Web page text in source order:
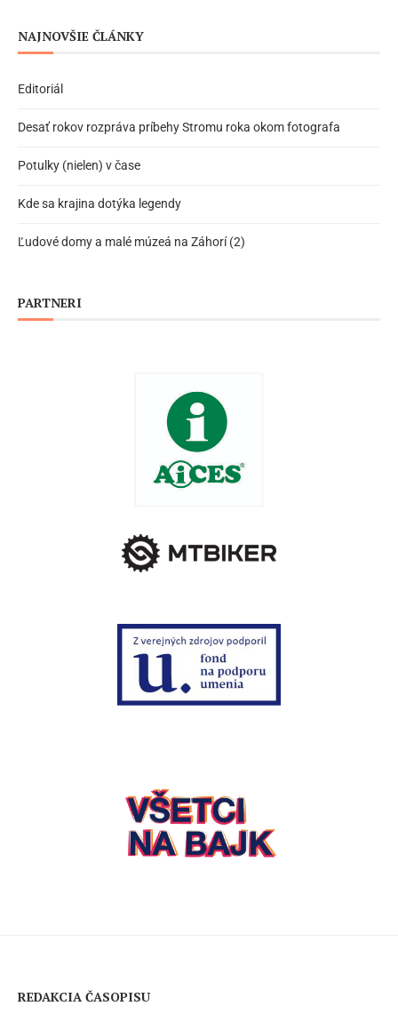
NAJNOVŠIE ČLÁNKY
Editoriál
Desať rokov rozpráva príbehy Stromu roka okom fotografa
Potulky (nielen) v čase
Kde sa krajina dotýka legendy
Ľudové domy a malé múzeá na Záhorí (2)
PARTNERI
REDAKCIA ČASOPISU